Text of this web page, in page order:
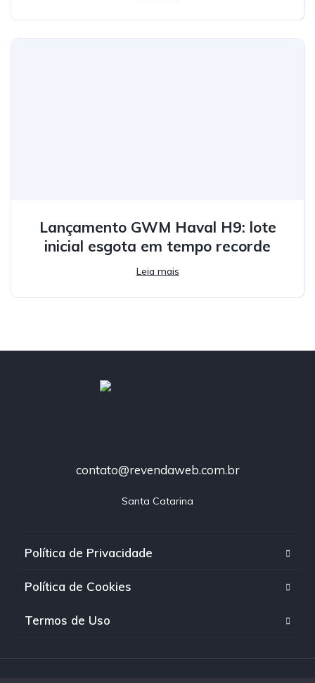
Lançamento GWM Haval H9: lote
inicial esgota em tempo recorde
Leia mais
contato@revendaweb.com.br
Santa Catarina
Política de Privacidade
Política de Cookies
Termos de Uso